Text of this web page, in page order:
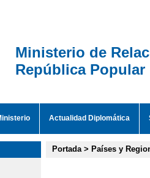
Ministerio de
República Popular
Actualidad Diplomática
Portada> Países y